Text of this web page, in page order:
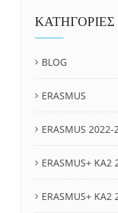
ΚΑΤΗΓΟΡΙΕΣ
BLOG
ERASMUS
ERASMUS
ERASMUS+ KA2
ERASMUS+ KA2